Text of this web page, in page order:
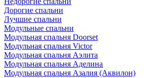
Дорогие спальни
Лучшие спальни
Модульные спальни
Модульная спальня Doorset
Модульная спальня Victor
Модульная спальня Аэлита
Модульная спальня Аделина
Модульная спальня Азалия (Аквилон)